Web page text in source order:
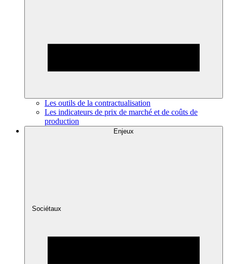
Les outils de la contractualisation
Les indicateurs de prix de marché et de coûts de
production
Enjeux
Sociétaux